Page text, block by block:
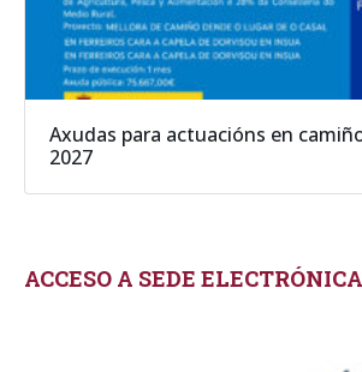
Axudas para actuacións en
2027
ACCESO A SEDE ELECTRÓNICA